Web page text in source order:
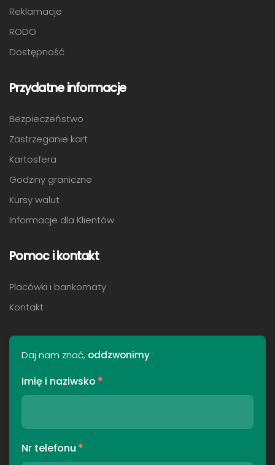
Reklamacje
RODO
Dostępność
Przydatne informacje
Bezpieczeństwo
Zastrzeganie kart
Kartosfera
Godziny graniczne
Kursy walut
Informacje dla Klientów
Pomoc i kontakt
Placówki i bankomaty
Kontakt
Daj nam znać, oddzwonimy
Imię i naziwsko *
Nr telefonu *